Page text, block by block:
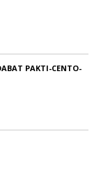
PAKTI-CENTO-